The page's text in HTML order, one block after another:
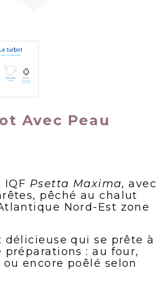
Avec Peau
Psetta Maxima,avec
pêché au chalut
Nord-Est zone
délicieuse qui se prête à
préparations : au four,
encore poêlé selon